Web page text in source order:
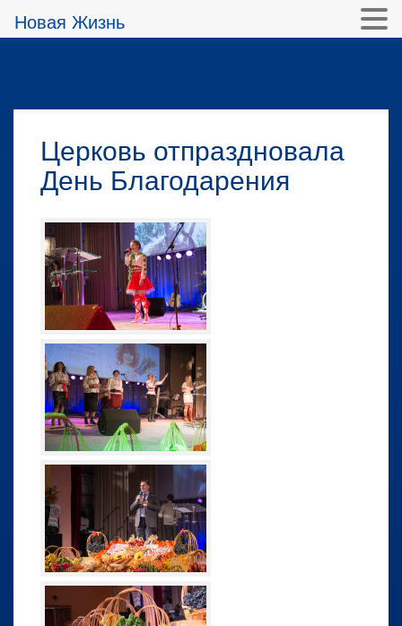
Церковь отпраздновала
День Благодарения
Новая Жизнь